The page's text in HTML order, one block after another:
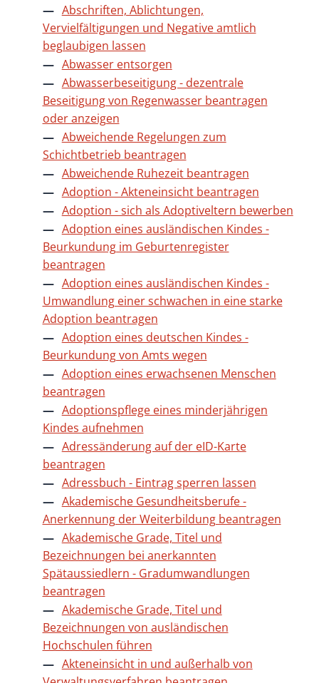
Abschriften, Ablichtungen,
Vervielfältigungen und Negative amtlich
beglaubigen lassen
Abwasser entsorgen
Abwasserbeseitigung - dezentrale
Beseitigung von Regenwasser beantragen
oder anzeigen
Abweichende Regelungen zum
Schichtbetrieb beantragen
Abweichende Ruhezeit beantragen
Adoption - Akteneinsicht beantragen
Adoption - sich als Adoptiveltern bewerben
Adoption eines ausländischen Kindes -
Beurkundung im Geburtenregister
beantragen
Adoption eines ausländischen Kindes -
Umwandlung einer schwachen in eine starke
Adoption beantragen
Adoption eines deutschen Kindes -
Beurkundung von Amts wegen
Adoption eines erwachsenen Menschen
beantragen
Adoptionspflege eines minderjährigen
Kindes aufnehmen
Adressänderung auf der eID-Karte
beantragen
Adressbuch - Eintrag sperren lassen
Akademische Gesundheitsberufe -
Anerkennung der Weiterbildung beantragen
Akademische Grade, Titel und
Bezeichnungen bei anerkannten
Spätaussiedlern - Gradumwandlungen
beantragen
Akademische Grade, Titel und
Bezeichnungen von ausländischen
Hochschulen führen
Akteneinsicht in und außerhalb von